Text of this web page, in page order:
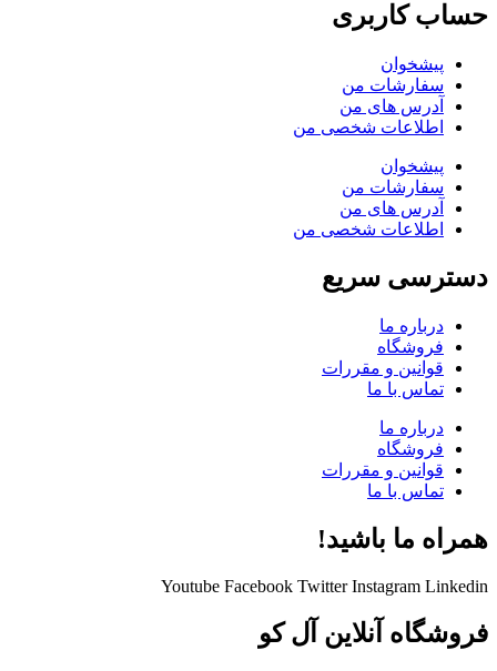
حساب کاربری
پیشخوان
سفارشات من
آدرس های من
اطلاعات شخصی من
پیشخوان
سفارشات من
آدرس های من
اطلاعات شخصی من
دسترسی سریع
درباره ما
فروشگاه
قوانین و مقررات
تماس با ما
درباره ما
فروشگاه
قوانین و مقررات
تماس با ما
همراه ما باشید!
Youtube Facebook Twitter Instagram Linkedin
فروشگاه آنلاین آل کو